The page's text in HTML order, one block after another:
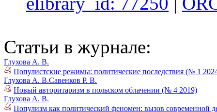
Статьи в журнале:
Глухова А. В.
Популистские режимы: политические последствия (№ 1
Глухова А. В.Савенков Р. В.
Новый авторитаризм в польском облачении (№ 4 2019)
Глухова А. В.
Популизм как политический феномен: вызов современной